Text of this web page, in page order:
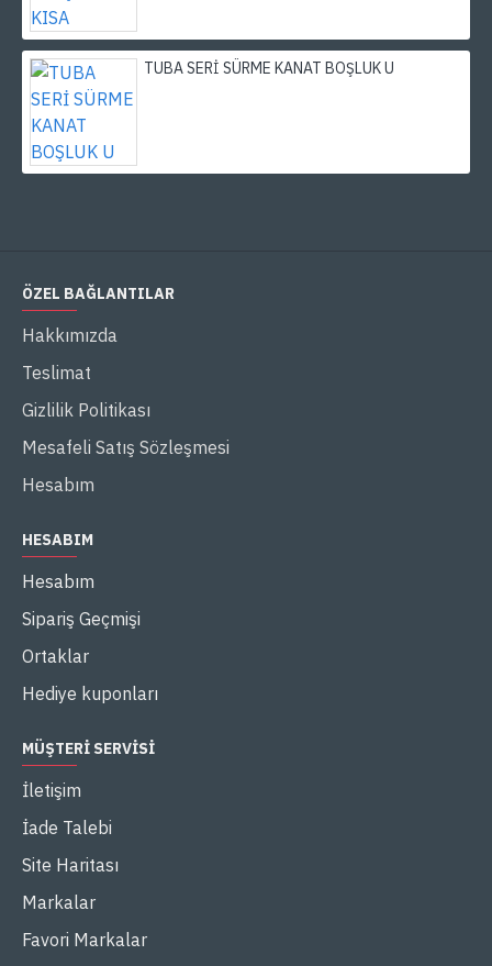
TUBA SERİ SÜRME KANAT BOŞLUK U
ÖZEL BAĞLANTILAR
Hakkımızda
Teslimat
Gizlilik Politikası
Mesafeli Satış Sözleşmesi
Hesabım
HESABIM
Hesabım
Sipariş Geçmişi
Ortaklar
Hediye kuponları
MÜŞTERİ SERVİSİ
İletişim
İade Talebi
Site Haritası
Markalar
Favori Markalar